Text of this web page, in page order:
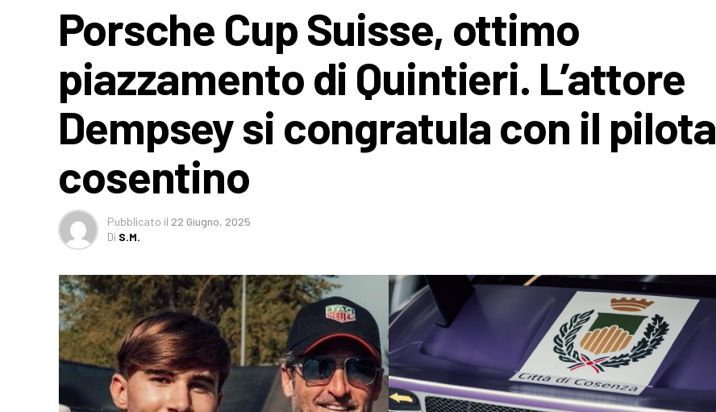
Porsche Cup Suisse, ottimo
piazzamento di Quintieri. L’attore
Dempsey si congratula con il pilota
cosentino
Pubblicato il 22 Giugno, 2025
Di S.M.